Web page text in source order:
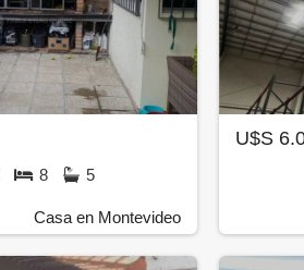
8 5
Casa en Montevideo
U$S